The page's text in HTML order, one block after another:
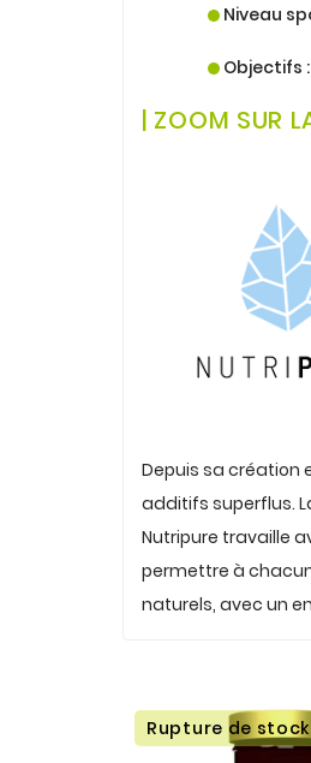
Niveau
Objectifs :
| ZOOM SUR
Depuis sa création
additifs superflus.
Nutripure travaille
permettre à
naturels, avec un
Rupture de stock